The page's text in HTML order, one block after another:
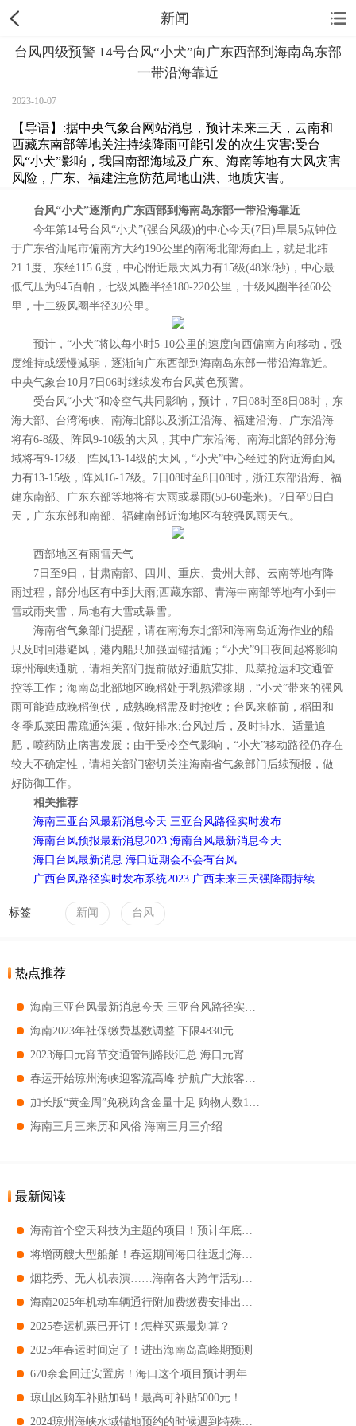
新闻
台风四级预警 14号台风“小犬”向广东西部到海南岛东部
一带沿海靠近
2023-10-07
【导语】:据中央气象台网站消息，预计未来三天，云南和
西藏东南部等地关注持续降雨可能引发的次生灾害;受台
风“小犬”影响，我国南部海域及广东、海南等地有大风灾害
风险，广东、福建注意防范局地山洪、地质灾害。
台风“小犬”逐渐向广东西部到海南岛东部一带沿海靠近
今年第14号台风“小犬”(强台风级)的中心今天(7日)早晨5点钟位
于广东省汕尾市偏南方大约190公里的南海北部海面上，就是北纬
21.1度、东经115.6度，中心附近最大风力有15级(48米/秒)，中心最
低气压为945百帕，七级风圈半径180-220公里，十级风圈半径60公
里，十二级风圈半径30公里。
预计，“小犬”将以每小时5-10公里的速度向西偏南方向移动，强
度维持或缓慢减弱，逐渐向广东西部到海南岛东部一带沿海靠近。
中央气象台10月7日06时继续发布台风黄色预警。
受台风“小犬”和冷空气共同影响，预计，7日08时至8日08时，东
海大部、台湾海峡、南海北部以及浙江沿海、福建沿海、广东沿海
将有6-8级、阵风9-10级的大风，其中广东沿海、南海北部的部分海
域将有9-12级、阵风13-14级的大风，“小犬”中心经过的附近海面风
力有13-15级，阵风16-17级。7日08时至8日08时，浙江东部沿海、福
建东南部、广东东部等地将有大雨或暴雨(50-60毫米)。7日至9日白
天，广东东部和南部、福建南部近海地区有较强风雨天气。
西部地区有雨雪天气
7日至9日，甘肃南部、四川、重庆、贵州大部、云南等地有降
雨过程，部分地区有中到大雨;西藏东部、青海中南部等地有小到中
雪或雨夹雪，局地有大雪或暴雪。
海南省气象部门提醒，请在南海东北部和海南岛近海作业的船
只及时回港避风，港内船只加强固锚措施；“小犬”9日夜间起将影响
琼州海峡通航，请相关部门提前做好通航安排、瓜菜抢运和交通管
控等工作；海南岛北部地区晚稻处于乳熟灌浆期，“小犬”带来的强风
雨可能造成晚稻倒伏，成熟晚稻需及时抢收；台风来临前，稻田和
冬季瓜菜田需疏通沟渠，做好排水;台风过后，及时排水、适量追
肥，喷药防止病害发展；由于受冷空气影响，“小犬”移动路径仍存在
较大不确定性，请相关部门密切关注海南省气象部门后续预报，做
好防御工作。
相关推荐
海南三亚台风最新消息今天 三亚台风路径实时发布
海南台风预报最新消息2023 海南台风最新消息今天
海口台风最新消息 海口近期会不会有台风
广西台风路径实时发布系统2023 广西未来三天强降雨持续
标签 新闻 台风
热点推荐
海南2023年社保缴费基数调整 下限4830元
海南三月三来历和风俗 海南三月三介绍
最新阅读
2025春运机票已开订！怎样买票最划算？
2025年春运时间定了！进出海南岛高峰期预测
琼山区购车补贴加码！最高可补贴5000元！